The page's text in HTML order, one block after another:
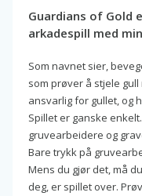
Guardians of Gold
arkadespill med
Som navnet sier,
som prøver å stjele
ansvarlig for gullet, og
Spillet er ganske
gruvearbeidere og
Bare trykk på
Mens du gjør det, må
deg, er spillet over.